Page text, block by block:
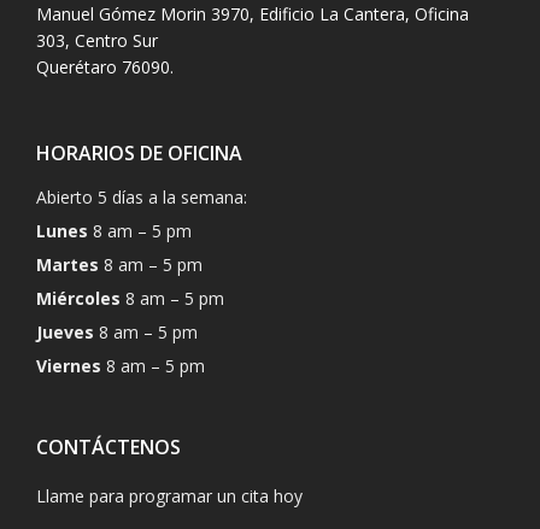
Manuel Gómez Morin 3970, Edificio La Cantera, Oficina
303, Centro Sur
Querétaro 76090.
HORARIOS DE OFICINA
Abierto 5 días a la semana:
Lunes 8 am – 5 pm
Martes 8 am – 5 pm
Miércoles 8 am – 5 pm
Jueves 8 am – 5 pm
Viernes 8 am – 5 pm
CONTÁCTENOS
Llame para programar un cita hoy